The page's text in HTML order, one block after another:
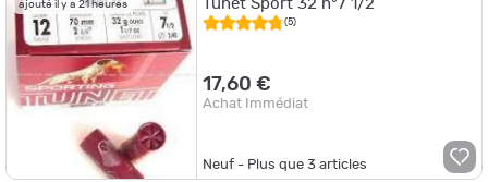
ajouté il y a 21 heures Tunet Sport 32 n°7 1/2
(5)
17,60 €
Achat Immédiat
Neuf - Plus que3 articles